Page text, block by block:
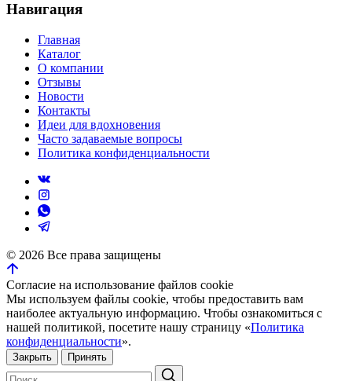
Навигация
Главная
Каталог
О компании
Отзывы
Новости
Контакты
Идеи для вдохновения
Часто задаваемые вопросы
Политика конфиденциальности
© 2026 Все права защищены
Согласие на использование файлов cookie
Мы используем файлы cookie, чтобы предоставить вам
наиболее актуальную информацию. Чтобы ознакомиться с
нашей политикой, посетите нашу страницу «Политика
конфиденциальности».
Закрыть Принять
Искать: